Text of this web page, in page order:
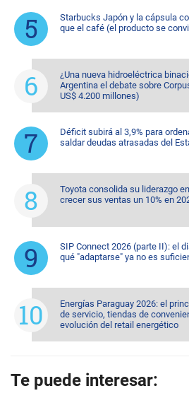
Starbucks Japón y la cápsula
que el café (el producto se
¿Una nueva hidroeléctrica
Argentina el debate sobre
US$ 4.200 millones)
Déficit subirá al 3,9% para
saldar deudas atrasadas del
Toyota consolida su liderazgo
crecer sus ventas un 10% en
SIP Connect 2026 (parte II): el
qué "adaptarse" ya no es
Energías Paraguay 2026: el
de servicio, tiendas de
evolución del retail energético
Te puede interesar: